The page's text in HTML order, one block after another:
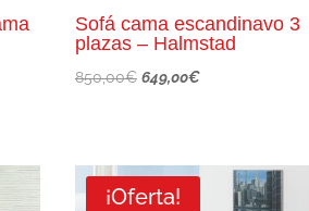
Sofá cama escandinavo 3
plazas – Halmstad
850,00€ El
850,00€.
649,00€El
649,00€.
¡Oferta!